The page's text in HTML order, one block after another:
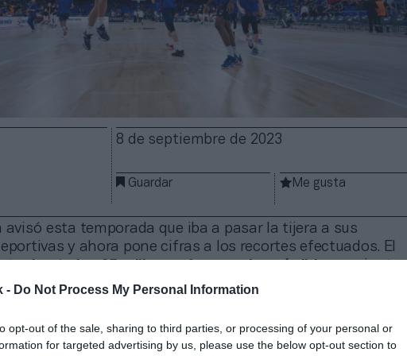
- Do Not Process My Personal Information
opt-out of the sale, sharing to third parties, or processing of your personal or
for targeted advertising by us, please use the below opt-out section to
8 de septiembre de 2023
Guardar Me gusta
avisó esta temporada que iba a pasar la tijera a sus
y ahora pone cifras a los recortes efectuados. El
de baloncesto, balonmano, hockey patines, fútbol sala y el
.